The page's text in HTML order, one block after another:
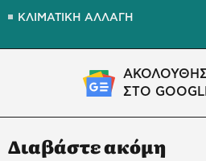
ΚΛΙΜΑΤΙΚΗ ΑΛΛΑΓΗ
ΣΤΟ
Διαβάστε ακόμη